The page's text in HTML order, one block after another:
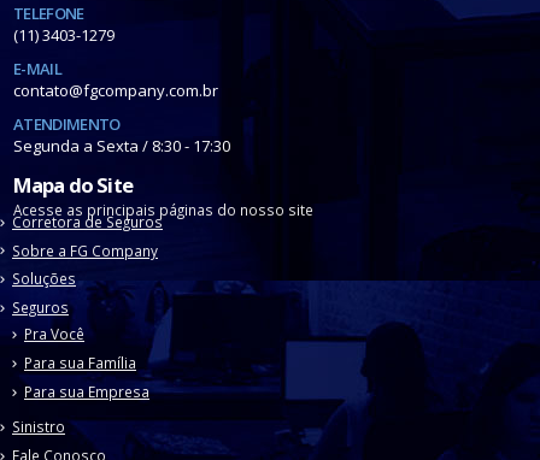
TELEFONE
(11) 3403-1279
E-MAIL
contato@fgcompany.com.br
ATENDIMENTO
Segunda a Sexta / 8:30 - 17:30
Mapa do Site
Acesse as principais páginas do nosso site
Corretora de Seguros
Sobre a FG Company
Soluções
Seguros
Pra Você
Para sua Família
Para sua Empresa
Sinistro
Fale Conosco